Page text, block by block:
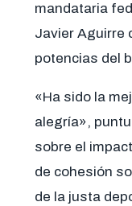
mandataria
Javier Aguirre
potencias del
«Ha sido la
alegría»,
sobre el
de cohesión
de la justa